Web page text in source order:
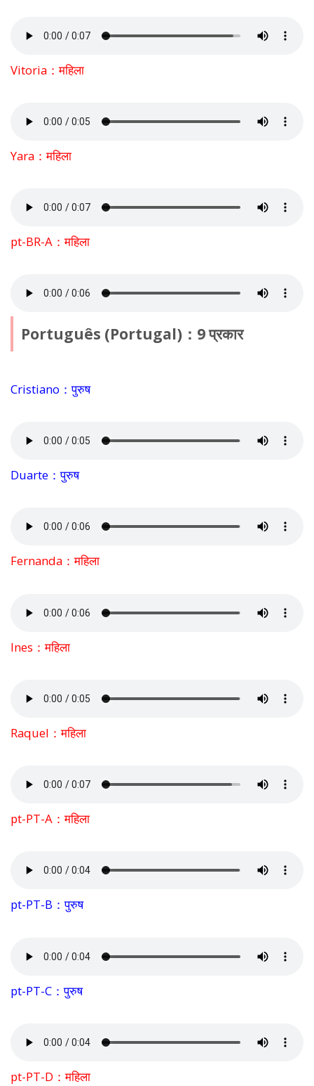
Vitoria：महिला
Yara：महिला
pt-BR-A：महिला
Português (Portugal)：9 प्रकार
Cristiano：पुरुष
Duarte：पुरुष
Fernanda：महिला
Ines：महिला
Raquel：महिला
pt-PT-A：महिला
pt-PT-B：पुरुष
pt-PT-C：पुरुष
pt-PT-D：महिला